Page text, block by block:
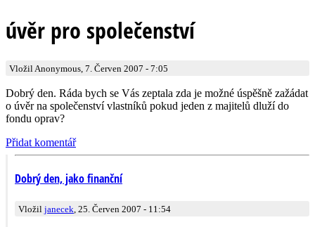
úvěr pro společenství
Vložil Anonymous, 7. Červen 2007 - 7:05
Dobrý den. Ráda bych se Vás zeptala zda je možné úspěšně zažádat
o úvěr na společenství vlastníků pokud jeden z majitelů dluží do
fondu oprav?
Přidat komentář
Dobrý den, jako finanční
Vložil janecek, 25. Červen 2007 - 11:54